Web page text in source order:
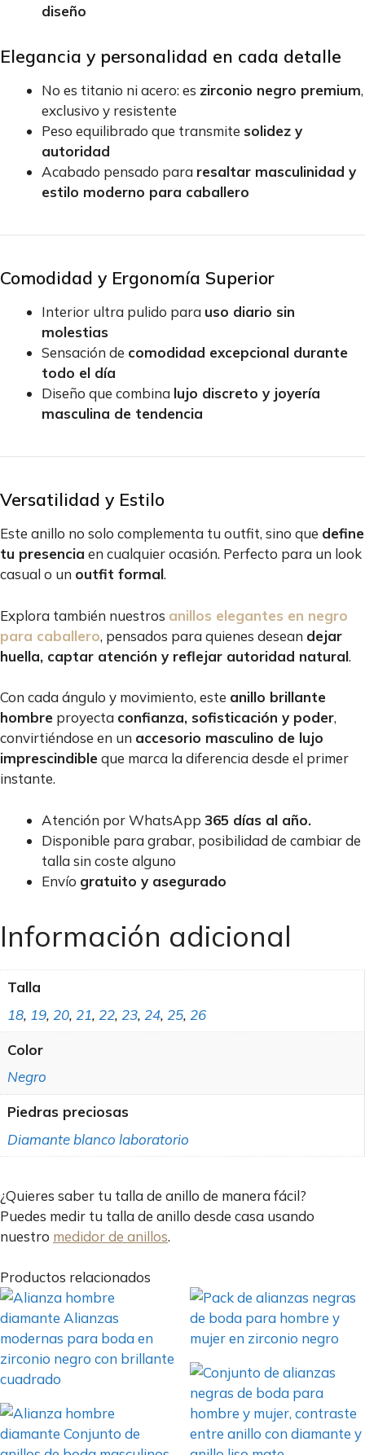
diseño
Elegancia y personalidad en cada detalle
No es titanio ni acero: es zirconio negro premium,
exclusivo y resistente
Peso equilibrado que transmite solidez y
autoridad
Acabado pensado para resaltar masculinidad y
estilo moderno para caballero
Comodidad y Ergonomía Superior
Interior ultra pulido para uso diario sin
molestias
Sensación de comodidad excepcional durante
todo el día
Diseño que combina lujo discreto y joyería
masculina de tendencia
Versatilidad y Estilo
Este anillo no solo complementa tu outfit, sino que define
tu presencia en cualquier ocasión. Perfecto para un look
casual o un outfit formal.
Explora también nuestros anillos elegantes en negro
para caballero, pensados para quienes desean dejar
huella, captar atención y reflejar autoridad natural.
Con cada ángulo y movimiento, este anillo brillante
hombre proyecta confianza, sofisticación y poder,
convirtiéndose en un accesorio masculino de lujo
imprescindibleque marca la diferencia desde el primer
instante.
Atención por WhatsApp 365 días al año.
Disponible para grabar, posibilidad de cambiar de
talla sin coste alguno
Envío gratuito y asegurado
Información adicional
Talla
18, 19, 20, 21, 22, 23, 24, 25, 26
Color
Negro
Piedras preciosas
Diamante blanco laboratorio
¿Quieres saber tu talla de anillo de manera fácil?
Puedes medir tu talla de anillo desde casa usando
nuestro medidor de anillos.
Productos relacionados